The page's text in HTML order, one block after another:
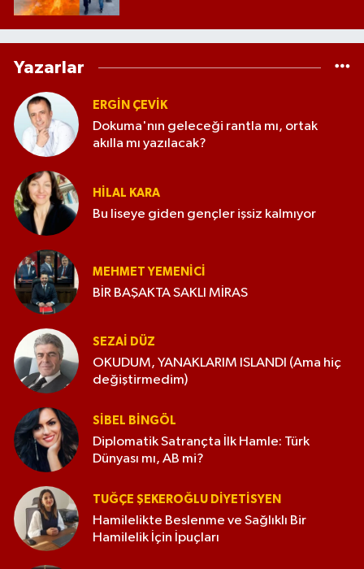
Yazarlar
ERGIN ÇEVİK
Dokuma'nın geleceği rantla mı, ortak
akılla mı yazılacak?
HILAL KARA
Bu liseye giden gençler işsiz kalmıyor
MEHMET YEMENICI
BİR BAŞAKTA SAKLI MİRAS
SEZAI DÜZ
OKUDUM, YANAKLARIM ISLANDI (Ama hiç
değiştirmedim)
SIBEL BINGÖL
Diplomatik Satrançta İlk Hamle: Türk
Dünyası mı, AB mi?
TUĞÇE ŞEKEROĞLU DIYETISYEN
Hamilelikte Beslenme ve Sağlıklı Bir
Hamilelik İçin İpuçları